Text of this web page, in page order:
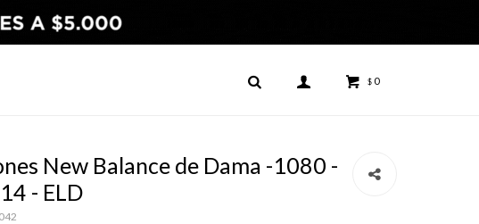
$ 0
New Balance de Dama -1080 -
- ELD